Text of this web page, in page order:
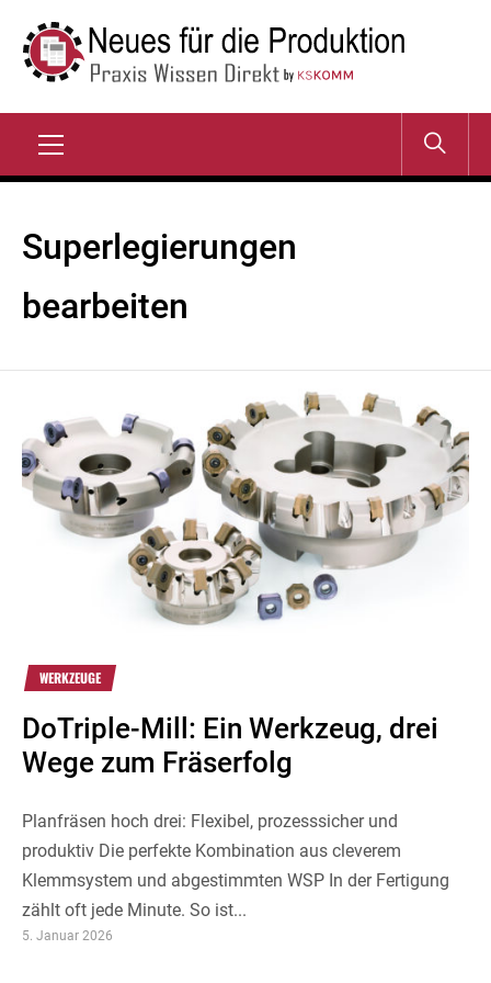
Inhalt
springen
NEUES FÜR DIE
PRODUKTION
Superlegierungen
bearbeiten
WERKZEUGE
DoTriple-Mill: Ein Werkzeug, drei
Wege zum Fräserfolg
Planfräsen hoch drei: Flexibel, prozesssicher und
produktiv Die perfekte Kombination aus cleverem
Klemmsystem und abgestimmten WSP In der Fertigung
zählt oft jede Minute. So ist...
5. Januar 2026